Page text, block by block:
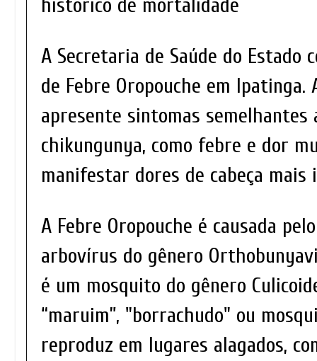
histórico de mortalidade
A Secretaria de Saúde do Estado
de Febre Oropouche em Ipatinga.
apresente sintomas semelhantes
chikungunya, como febre e dor
manifestar dores de cabeça
A Febre Oropouche é causada
arbovírus do gênero
é um mosquito do gênero
“maruim”, "borrachudo" ou
reproduz em lugares alagados,